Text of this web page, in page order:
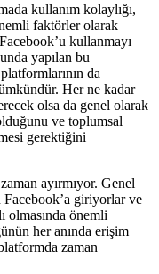
kullanım kolaylığı,
faktörler olarak
kullanmayı
yapılan bu
da
Her ne kadar
olsa da genel olarak
ve toplumsal
gerektiğini
ayırmıyor. Genel
giriyorlar ve
olmasında önemli
her anında erişim
zaman